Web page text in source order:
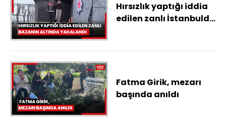
Hırsızlık yaptığı iddia
edilen zanlı İstanbulda
Fatma Girik, mezarı
başında anıldı